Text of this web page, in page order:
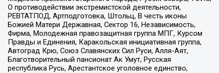
О противодействии экстремистской деятельности,
РЕВТАТПОД, Артподготовка, Штольц, В честь иконы
Божией Матери Державная, Сектор 16, Независимость,
Фирма, Молодежная правозащитная группа МПГ, Курсом
Правды и Единения, Каракольская инициативная группа,
Автоград Крю, Союз Славянских Сил Руси, Алля-Аят,
Благотворительный пансионат Ак Умут, Русская
республика Русь, Арестантское уголовное единство,